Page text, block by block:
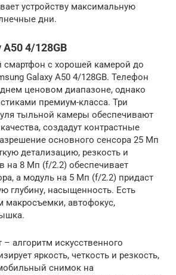
устройству максимальную
дни.
A50 4/128GB
с хорошей камерой до
Galaxy A50 4/128GB. Телефон
ценовом диапазоне, однако
премиум-класса. Три
тыльной камеры обеспечивают
создадут контрастные
основного сенсора 25 Мп
детализацию, резкость и
на 8 Мп (f/2.2) обеспечивает
а модуль на 5 Мп (f/2.2) придаст
глубину, насыщенность. Есть
макросъемки, автофокус,
алгоритм искусственного
яркость, четкость и резкость,
снимок на